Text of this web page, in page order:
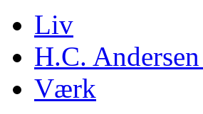
Liv
H.C.
Værk